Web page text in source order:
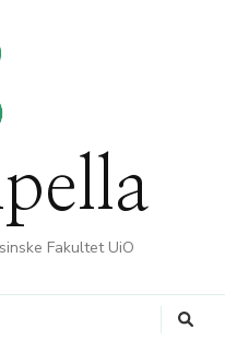
Fakultet UiO